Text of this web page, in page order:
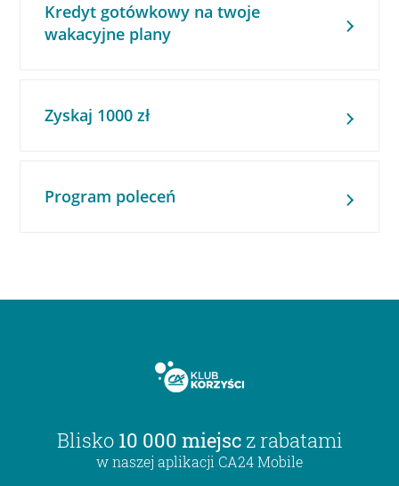
Kredyt gotówkowy na twoje
wakacyjne plany
Zyskaj 1000 zł
Program poleceń
Blisko 10 000 miejsc z rabatami
w naszej aplikacji CA24 Mobile